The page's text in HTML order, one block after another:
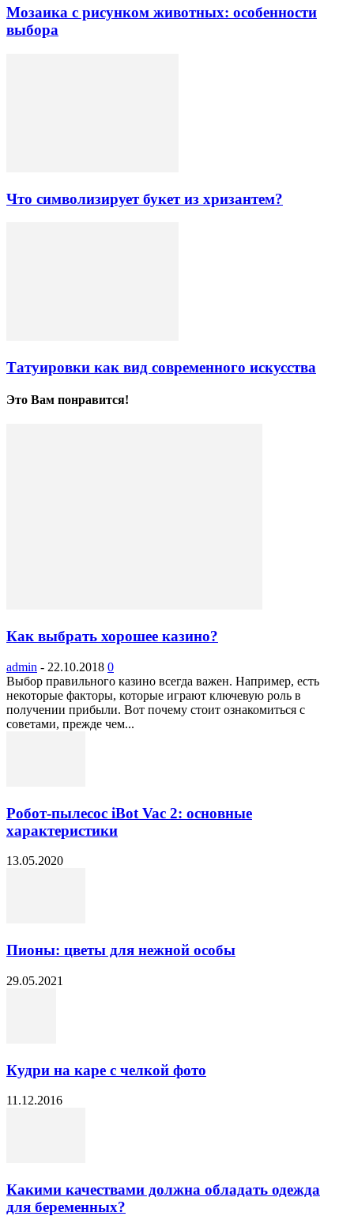
Мозаика с рисунком животных: особенности
выбора
Что символизирует букет из хризантем?
Татуировки как вид современного искусства
Это Вам понравится!
Как выбрать хорошее казино?
admin - 22.10.2018 0
Выбор правильного казино всегда важен. Например, есть
некоторые факторы, которые играют ключевую роль в
получении прибыли. Вот почему стоит ознакомиться с
советами, прежде чем...
Робот-пылесос iBot Vac 2: основные
характеристики
13.05.2020
Пионы: цветы для нежной особы
29.05.2021
Кудри на каре с челкой фото
11.12.2016
Какими качествами должна обладать одежда
для беременных?